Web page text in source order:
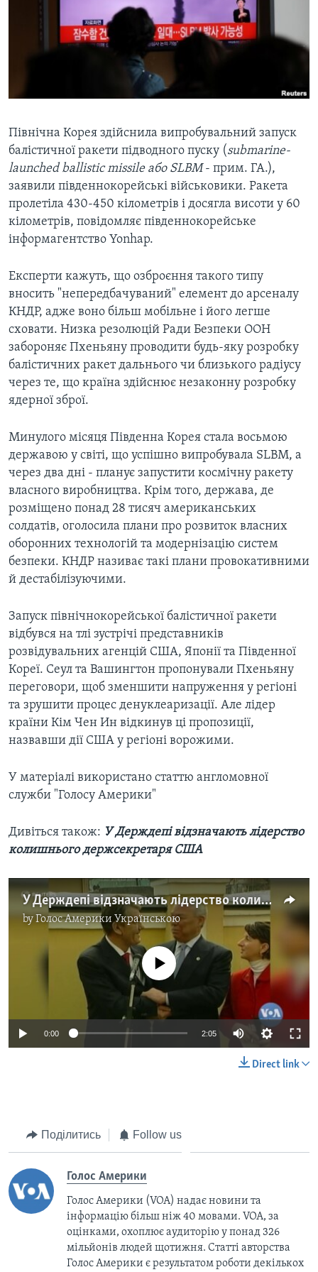
ЕКОНОМІКА
ІСТОРІЇ УСПІХУ УКРАЇНЦІВ
ТЕЛЕПРОГРАМИ
ЧАС-TIME
БРИФІНГ ГОЛОСУ АМЕРИКИ
ВІКНО В АМЕРИКУ
ПРАЙМ-ТАЙМ
ПОГЛЯД З ВАШИНГТОНА
ENGLISH
МИ В СОЦМЕРЕЖАХ
Північна Корея здійснила випробувальний запуск
балістичної ракети підводного пуску (submarine-
launched ballistic missile або SLBM- прим. ГА.),
заявили південнокорейські військовики. Ракета
пролетіла 430-450 кілометрів і досягла висоти у 60
кілометрів, повідомляє південнокорейське
інформагентство Yonhap.
Експерти кажуть, що озброєння такого типу
вносить "непередбачуваний" елемент до арсеналу
КНДР, адже воно більш мобільне і його легше
сховати. Низка резолюцій Ради Безпеки ООН
забороняє Пхеньяну проводити будь-яку розробку
балістичних ракет дальнього чи близького радіусу
через те, що країна здійснює незаконну розробку
ядерної зброї.
Минулого місяця Південна Корея стала восьмою
державою у світі, що успішно випробувала SLBM, а
через два дні - планує запустити космічну ракету
власного виробництва. Крім того, держава, де
розміщено понад 28 тисяч американських
солдатів, оголосила плани про розвиток власних
оборонних технологій та модернізацію систем
безпеки. КНДР називає такі плани провокативними
й дестабілізуючими.
Запуск північнокорейської балістичної ракети
відбувся на тлі зустрічі представників
розвідувальних агенцій США, Японії та Південної
Кореї. Сеул та Вашингтон пропонували Пхеньяну
переговори, щоб зменшити напруження у регіоні
та зрушити процес денуклеаризації. Але лідер
країни Кім Чен Ин відкинув ці пропозиції,
назвавши дії США у регіоні ворожими.
У матеріалі використано статтю англомовної
служби "Голосу Америки"
Дивіться також: У Держдепі відзначають лідерство
колишнього держсекретаря США
У Держдепі відзначають лідерство колишнього держсекретаря США. Відео
byГолос Америки Українською
No media source currently available
0:00 2:05
Direct link
Поділитись Follow us
Голос Америки
Голос Америки (VOA) надає новини та
інформацію більш ніж 40 мовами. VOA, за
оцінками, охоплює аудиторію у понад 326
мільйонів людей щотижня. Статті авторства
Голос Америки є результатом роботи декількох